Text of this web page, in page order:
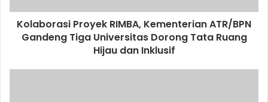
Kolaborasi Proyek RIMBA, Kementerian ATR/BPN
Gandeng Tiga Universitas Dorong Tata Ruang
Hijau dan Inklusif